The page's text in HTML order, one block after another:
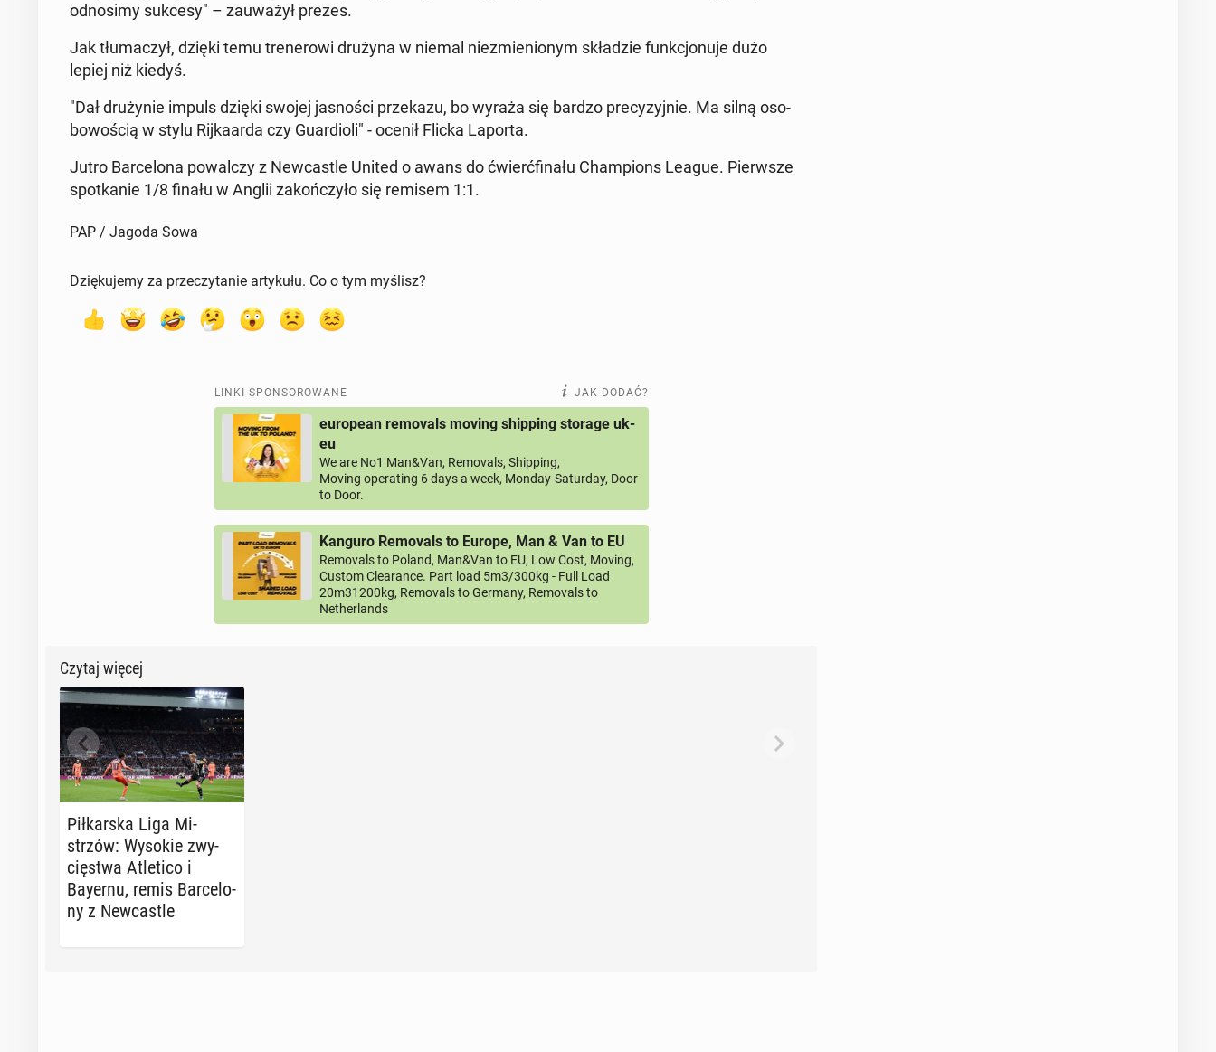
od­no­si­my sukcesy" – za­uwa­żył prezes.
Jak tłu­ma­czył, dzięki temu tre­ne­ro­wi drużyna w niemal nie­zmie­nio­nym skła­dzie funk­cjo­nu­je dużo
lepiej niż kiedyś.
"Dał dru­ży­nie impuls dzięki swojej ja­sno­ści prze­ka­zu, bo wyraża się bardzo pre­cy­zyj­nie. Ma silną oso­
bo­wo­ścią w stylu Rij­ka­ar­da czy Gu­ar­dio­li" - ocenił Flicka Laporta.
Jutro Bar­ce­lo­na po­wal­czy z New­ca­stle United o awans do ćwierć­fi­na­łu Cham­pions League. Pierw­sze
spo­tka­nie 1/8 finału w Anglii za­koń­czy­ło się remisem 1:1.
PAP / Jagoda Sowa
Dziękujemy za przeczytanie artykułu. Co o tym myślisz?
LINKI SPONSOROWANE JAK DODAĆ?
european removals moving shipping storage uk-
eu
We are No1 Man&Van, Removals, Shipping,
Moving operating 6 days a week, Monday-Saturday, Door
to Door.
Kanguro Removals to Europe, Man & Van to EU
Removals to Poland, Man&Van to EU, Low Cost, Moving,
Custom Clearance. Part load 5m3/300kg - Full Load
20m31200kg, Removals to Germany, Removals to
Netherlands
Czytaj więcej
Pił­kar­ska Liga Mi­
strzów: Wysokie zwy­
cię­stwa Atle­ti­co i
Bayernu, remis Bar­ce­lo­
ny z New­ca­stle